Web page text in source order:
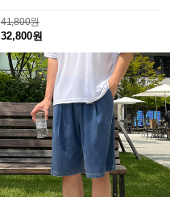
41,800원
32,800원